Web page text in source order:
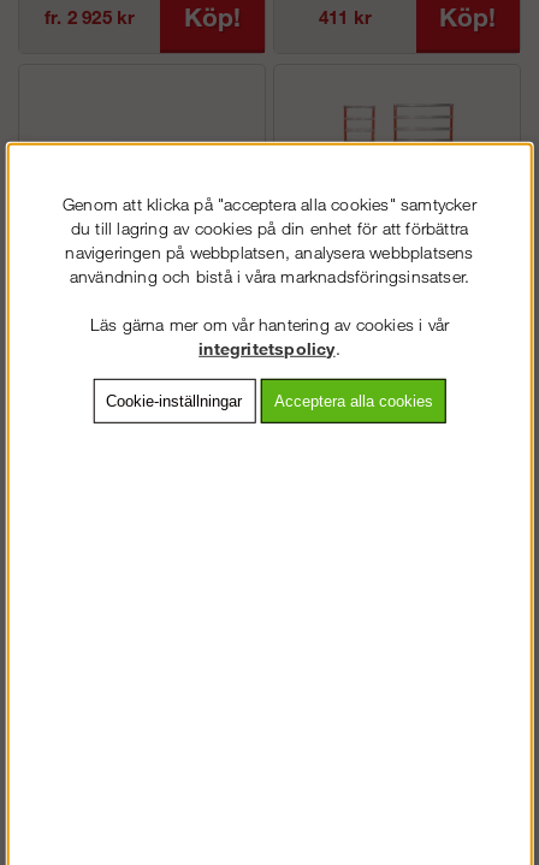
fr. 2 925 kr Köp! 411 kr Köp!
Nätpanel
2 666 kr Köp!
Ram
fr. 1 613 kr Köp!
Genom att klicka på "acceptera alla cookies" samtycker
du till lagring av cookies på din enhet för att förbättra
navigeringen på webbplatsen, analysera webbplatsens
användning och bistå i våra marknadsföringsinsatser.
Läs gärna mer om vår hantering av cookies i vår
integritetspolicy.
Cookie-inställningar Acceptera alla cookies